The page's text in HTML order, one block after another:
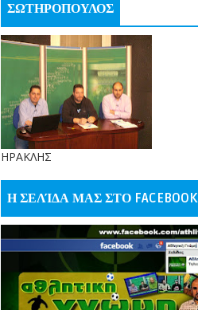
ΣΩΤΗΡΟΠΟΥΛΟΣ
ΗΡΑΚΛΗΣ
Η ΣΕΛΊΔΑ ΜΑΣ ΣΤΟ FACEBOOK